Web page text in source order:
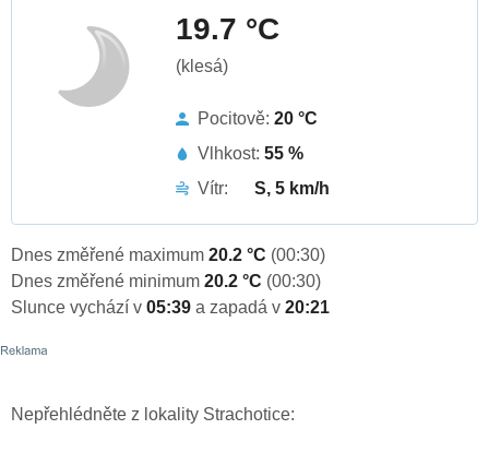
19.7 °C
(klesá)
Pocitově: 20 °C
Vlhkost: 55 %
Vítr:
S, 5 km/h
Dnes změřené maximum 20.2 °C (00:30)
Dnes změřené minimum 20.2 °C (00:30)
Slunce vychází v 05:39 a zapadá v 20:21
Nepřehlédněte z lokality Strachotice: